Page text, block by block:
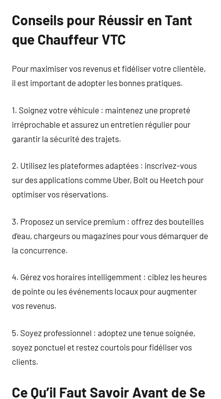
Conseils pour Réussir en Tant
que Chauffeur VTC
Pour maximiser vos revenus et fidéliser votre clientèle,
il est important de adopter les bonnes pratiques.
1. Soignez votre véhicule : maintenez une propreté
irréprochable et assurez un entretien régulier pour
garantir la sécurité des trajets.
2. Utilisez les plateformes adaptées : inscrivez-vous
sur des applications comme Uber, Bolt ou Heetch pour
optimiser vos réservations.
3. Proposez un service premium : offrez des bouteilles
d’eau, chargeurs ou magazines pour vous démarquer de
la concurrence.
4. Gérez vos horaires intelligemment : ciblez les heures
de pointe ou les événements locaux pour augmenter
vos revenus.
5. Soyez professionnel : adoptez une tenue soignée,
soyez ponctuel et restez courtois pour fidéliser vos
clients.
Ce Qu’il Faut Savoir Avant de Se